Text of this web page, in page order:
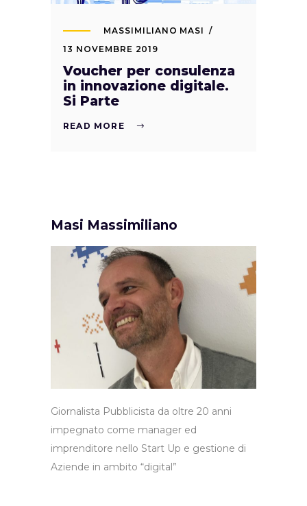
MASSIMILIANO MASI
13 NOVEMBRE 2019
Voucher per consulenza
in innovazione digitale.
Si Parte
READ MORE
Masi Massimiliano
Giornalista Pubblicista da oltre 20 anni
impegnato come manager ed
imprenditore nello Start Up e gestione di
Aziende in ambito “digital”